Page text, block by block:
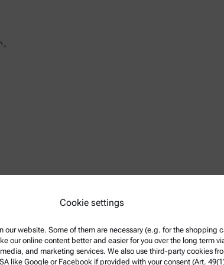
Cookie settings
our website. Some of them are necessary (e.g. for the shopping
our online content better and easier for you over the long term
and marketing services. We also use third-party cookies
like Google or Facebook if provided with your consent (Art.